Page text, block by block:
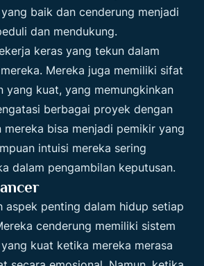
baik dan cenderung menjadi
dan mendukung.
keras yang tekun dalam
Mereka juga memiliki sifat
yang kuat, yang memungkinkan
berbagai proyek dengan
mereka bisa menjadi pemikir yang
intuisi mereka sering
dalam pengambilan keputusan.
aspek penting dalam hidup setiap
cenderung memiliki sistem
kuat ketika mereka merasa